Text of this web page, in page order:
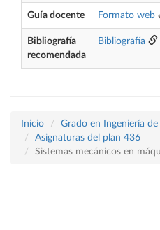
Guía docente Formato web
Bibliografía
recomendada
Bibliografía
Inicio
Grado en Ingeniería
Asignaturas del plan 436
Sistemas mecánicos en